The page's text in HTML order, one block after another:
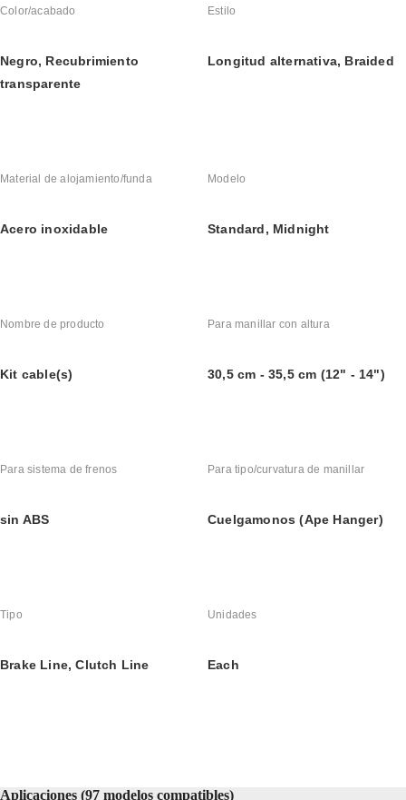
Color/acabado
Negro, Recubrimiento
transparente
Estilo
Longitud alternativa, Braided
Material de alojamiento/funda
Acero inoxidable
Modelo
Standard, Midnight
Nombre de producto
Kit cable(s)
Para manillar con altura
30,5 cm - 35,5 cm (12" - 14")
Para sistema de frenos
sin ABS
Para tipo/curvatura de manillar
Cuelgamonos (Ape Hanger)
Tipo
Brake Line, Clutch Line
Unidades
Each
Aplicaciones (97 modelos compatibles)